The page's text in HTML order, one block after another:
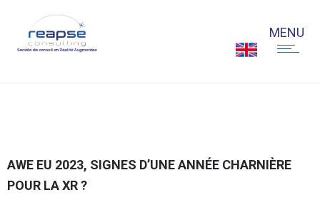
AWE EU 2023, SIGNES D’UNE ANNÉE CHARNIÈRE
POUR LA XR ?